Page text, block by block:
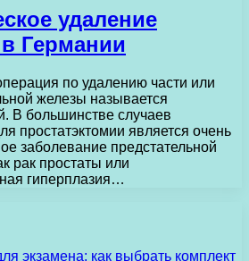
удаление
Германии
по удалению части или
железы называется
В большинстве случаев
простатэктомии является очень
заболевание предстательной
рак простаты или
гиперплазия…
экзамена: как выбрать комплект